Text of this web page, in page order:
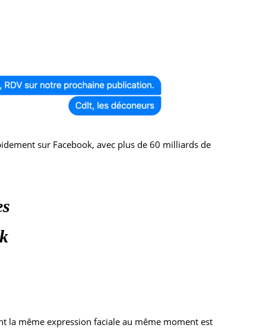
sur Facebook, avec plus de 60 milliards de
la même expression faciale au même moment est